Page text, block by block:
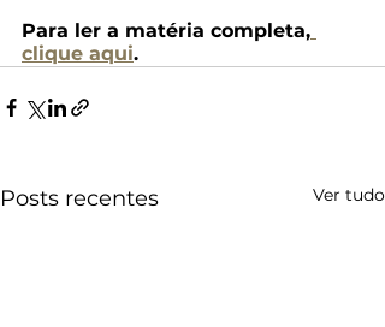
Para ler a matéria completa,
clique aqui.
Posts recentes Ver tudo